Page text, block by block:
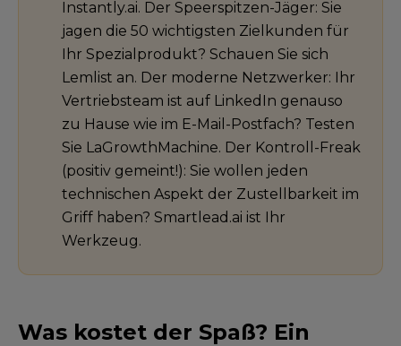
Instantly.ai. Der Speerspitzen-Jäger: Sie
jagen die 50 wichtigsten Zielkunden für
Ihr Spezialprodukt? Schauen Sie sich
Lemlist an. Der moderne Netzwerker: Ihr
Vertriebsteam ist auf LinkedIn genauso
zu Hause wie im E-Mail-Postfach? Testen
Sie LaGrowthMachine. Der Kontroll-Freak
(positiv gemeint!): Sie wollen jeden
technischen Aspekt der Zustellbarkeit im
Griff haben? Smartlead.ai ist Ihr
Werkzeug.
Was kostet der Spaß? Ein